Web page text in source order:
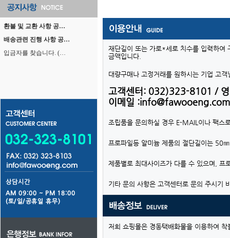
환불 및 교환 사항 공…
배송관련 진행 사항 공…
입금자를 찾습니다. (…
재단길이 또는 가로*세로 치수를 입력하여
금액입니다.
대량구매나 고정거래를 원하시는 기업 고
고객센터: 032)323-8101 /
이메일 :info@fawooeng.com
조립품을 문의하실 경우 E-MAIL이나 팩스
프로파일등 알미늄 제품의 절단길이는 50
제품별로 최대사이즈가 다를 수 있으며,
기타 문의 사항은 고객센터로 문의 주시기
저희 쇼핑몰은 경동택배화물을 이용하여